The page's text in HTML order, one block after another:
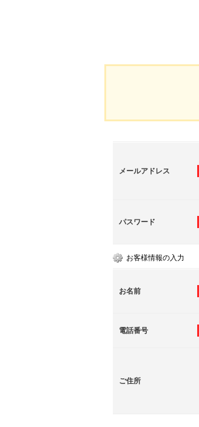
メールアドレス
パスワード
お客様情報の入力
お名前
電話番号
ご住所